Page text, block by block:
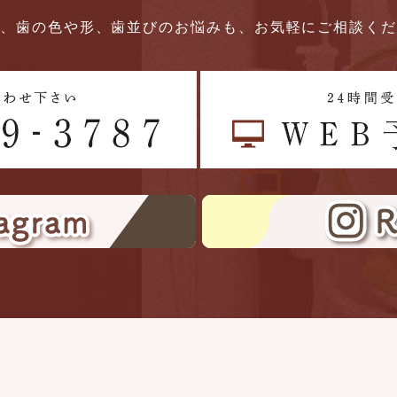
歯の色や形、歯並びのお悩みも、お気軽にご相談く